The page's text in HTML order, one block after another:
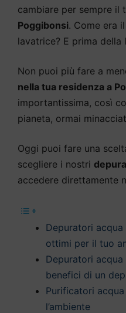
cambiare per sempre il
Poggibonsi. Come era
lavatrice? E prima della
Non puoi più fare a
nella tua residenza a
importantissima, così
pianeta, ormai
Oggi puoi fare una
scegliere i nostri
accedere direttamente
Depuratori
ottimi per il tuo
Depuratori
benefici di un
Purificatori
l’ambiente